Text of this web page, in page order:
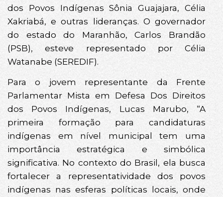
dos Povos Indígenas Sônia Guajajara, Célia
Xakriabá, e outras lideranças. O governador
do estado do Maranhão, Carlos Brandão
(PSB), esteve representado por Célia
Watanabe (SEREDIF).
Para o jovem representante da Frente
Parlamentar Mista em Defesa Dos Direitos
dos Povos Indígenas, Lucas Marubo, “A
primeira formação para candidaturas
indígenas em nível municipal tem uma
importância estratégica e simbólica
significativa. No contexto do Brasil, ela busca
fortalecer a representatividade dos povos
indígenas nas esferas políticas locais, onde